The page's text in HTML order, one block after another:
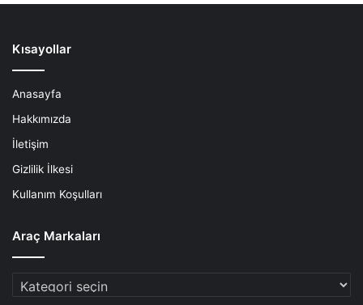
Kısayollar
Anasayfa
Hakkımızda
İletişim
Gizlilik İlkesi
Kullanım Koşulları
Araç Markaları
Araç